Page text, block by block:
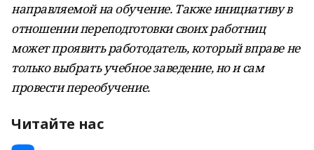
направляемой на обучение. Также инициативу в
отношении переподготовки своих работниц
может проявить работодатель, который вправе не
только выбрать учебное заведение, но и сам
провести переобучение.
Читайте нас